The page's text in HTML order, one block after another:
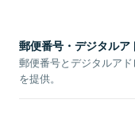
郵便番号・デジタルア
郵便番号とデジタルア
を提供。